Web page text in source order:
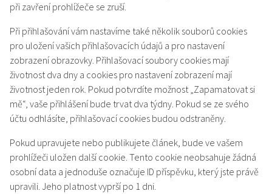
při zavření prohlížeče se zruší.
Při přihlašování vám nastavíme také několik souborů cookies
pro uložení vašich přihlašovacích údajů a pro nastavení
zobrazení obrazovky. Přihlašovací soubory cookies mají
životnost dva dny a cookies pro nastavení zobrazení mají
životnost jeden rok. Pokud potvrdíte možnost „Zapamatovat si
mě“, vaše přihlášení bude trvat dva týdny. Pokud se ze svého
účtu odhlásíte, přihlašovací cookies budou odstraněny.
Pokud upravujete nebo publikujete článek, bude ve vašem
prohlížeči uložen další cookie. Tento cookie neobsahuje žádná
osobní data a jednoduše označuje ID příspěvku, který jste právě
upravili. Jeho platnost vyprší po 1 dni.